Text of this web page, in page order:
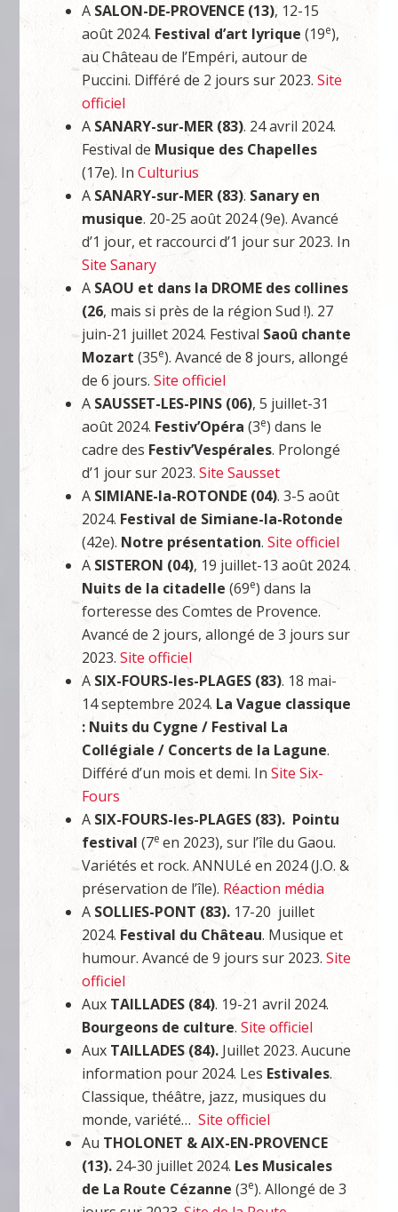
A SALON-DE-PROVENCE (13), 12-15
août 2024. Festival d’art lyrique(19e),
au Château de l’Empéri, autour de
Puccini. Différé de 2 jours sur 2023.Site
officiel
A SANARY-sur-MER (83). 24 avril 2024.
Festival de Musique des Chapelles
(17e). InCulturius
A SANARY-sur-MER (83). Sanary en
musique. 20-25 août 2024 (9e). Avancé
d’1 jour, et raccourci d’1 jour sur 2023. In
Site Sanary
A SAOU et dans la DROME des collines
(26, mais si près de la région Sud !). 27
juin-21 juillet 2024. Festival Saoû chante
Mozart(35e). Avancé de 8 jours, allongé
de 6 jours.Site officiel
A SAUSSET-LES-PINS (06), 5 juillet-31
août 2024. Festiv’Opéra (3e) dans le
cadre des Festiv’Vespérales. Prolongé
d’1 jour sur 2023.Site Sausset
A SIMIANE-la-ROTONDE (04). 3-5 août
2024. Festival de Simiane-la-Rotonde
(42e). Notre présentation.Site officiel
A SISTERON (04), 19 juillet-13 août 2024.
Nuits de la citadelle (69e) dans la
forteresse des Comtes de Provence.
Avancé de 2 jours, allongé de 3 jours sur
2023.Site officiel
A SIX-FOURS-les-PLAGES (83). 18 mai-
14 septembre 2024. La Vague classique
: Nuits du Cygne / Festival La
Collégiale / Concerts de la Lagune.
Différé d’un mois et demi. InSite Six-
Fours
A SIX-FOURS-les-PLAGES (83). Pointu
festival(7e en 2023), sur l’île du Gaou.
Variétés et rock. ANNULé en 2024 (J.O. &
préservation de l’île). Réaction média
A SOLLIES-PONT (83). 17-20 juillet
2024. Festival du Château. Musique et
humour. Avancé de 9 jours sur 2023.Site
officiel
Aux TAILLADES (84). 19-21 avril 2024.
Bourgeons de culture.Site officiel
Aux TAILLADES (84). Juillet 2023. Aucune
information pour 2024. Les Estivales.
Classique, théâtre, jazz, musiques du
monde, variété…Site officiel
Au THOLONET & AIX-EN-PROVENCE
(13). 24-30 juillet 2024. Les Musicales
de La Route Cézanne(3e). Allongé de 3